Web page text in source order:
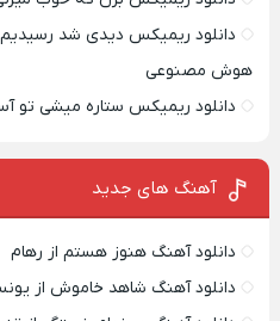
دانلود ریمیکس دیدی شد
هوش مصنوعی
دانلود ریمیکس ستاره میشی
آهنگ های جدید
دانلود آهنگ هنوز هستم از رهام
دانلود آهنگ شاهد خاموش از